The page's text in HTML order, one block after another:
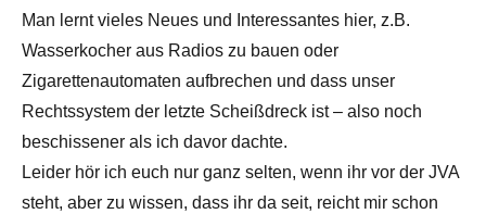
Man lernt vieles Neues und Interessantes hier, z.B.
Wasserkocher aus Radios zu bauen oder
Zigarettenautomaten aufbrechen und dass unser
Rechtssystem der letzte Scheißdreck ist – also noch
beschissener als ich davor dachte.
Leider hör ich euch nur ganz selten, wenn ihr vor der JVA
steht, aber zu wissen, dass ihr da seit, reicht mir schon